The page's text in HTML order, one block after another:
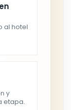
al hotel
y
etapa.